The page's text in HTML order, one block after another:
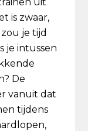
is zwaar,
je tijd
je intussen
De
vanuit dat
tijdens